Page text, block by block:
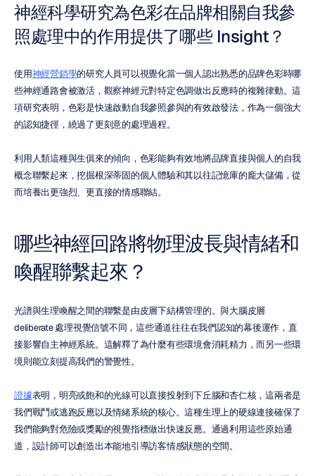
神經科學研究為色彩在品牌相關自我參
照處理中的作用提供了哪些 Insight？
使用神經營銷學的研究人員可以視覺化當一個人認出熟悉的品牌色彩時哪
些神經通路會被激活，觀察神經元對特定色調做出反應時的複雜律動。這
項研究表明，色彩是快速啟動自我參照參與的有效啟發法，作為一個強大
的認知捷徑，繞過了更刻意的處理過程。
利用人類這種與生俱來的傾向，色彩能夠有效地將品牌直接與個人的自我
概念聯繫起來，挖掘根深蒂固的個人體驗和其以往記憶庫的龐大儲備，從
而培養出更強烈、更直接的情感聯結。
哪些神經回路將物理波長與情緒和
喚醒聯繫起來？
光譜與生理喚醒之間的聯繫是由皮層下結構管理的。與大腦皮層
deliberate 處理視覺信號不同，這些通道往往在我們認知的幕後運作，直
接影響自主神經系統。這解釋了為什麼有些環境會消耗精力，而另一些環
境則能立刻提高我們的警覺性。
證據表明，明亮或飽和的光線可以直接投射到下丘腦和杏仁核，這兩者是
我們戰鬥或逃跑反應以及情緒系統的核心。這種生理上的硬線連接確保了
我們能夠對危險或獎勵的視覺指標做出快速反應。通過利用這些原始通
道，設計師可以創造出本能地引導訪客情感狀態的空間。